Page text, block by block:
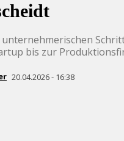
bis zur
20.04.2026 - 16:38